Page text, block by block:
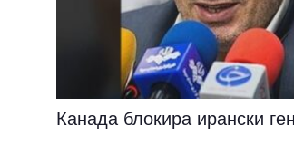
Канада блокира ирански